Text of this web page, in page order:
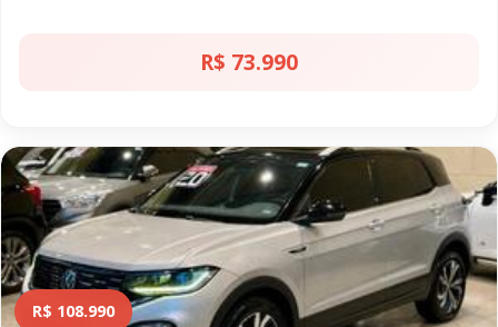
R$ 73.990
R$ 108.990